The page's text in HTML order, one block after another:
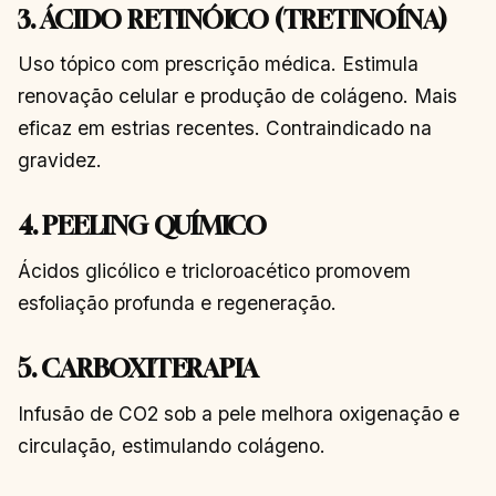
3. ÁCIDO RETINÓICO (TRETINOÍNA)
Uso tópico com prescrição médica. Estimula
renovação celular e produção de colágeno. Mais
eficaz em estrias recentes. Contraindicado na
gravidez.
4. PEELING QUÍMICO
Ácidos glicólico e tricloroacético promovem
esfoliação profunda e regeneração.
5. CARBOXITERAPIA
Infusão de CO2 sob a pele melhora oxigenação e
circulação, estimulando colágeno.